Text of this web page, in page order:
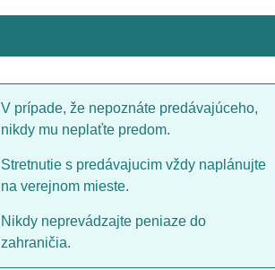
V prípade, že nepoznáte predávajúceho,
nikdy mu neplaťte predom.
Stretnutie s predávajucim vždy naplánujte
na verejnom mieste.
Nikdy neprevádzajte peniaze do
zahraničia.